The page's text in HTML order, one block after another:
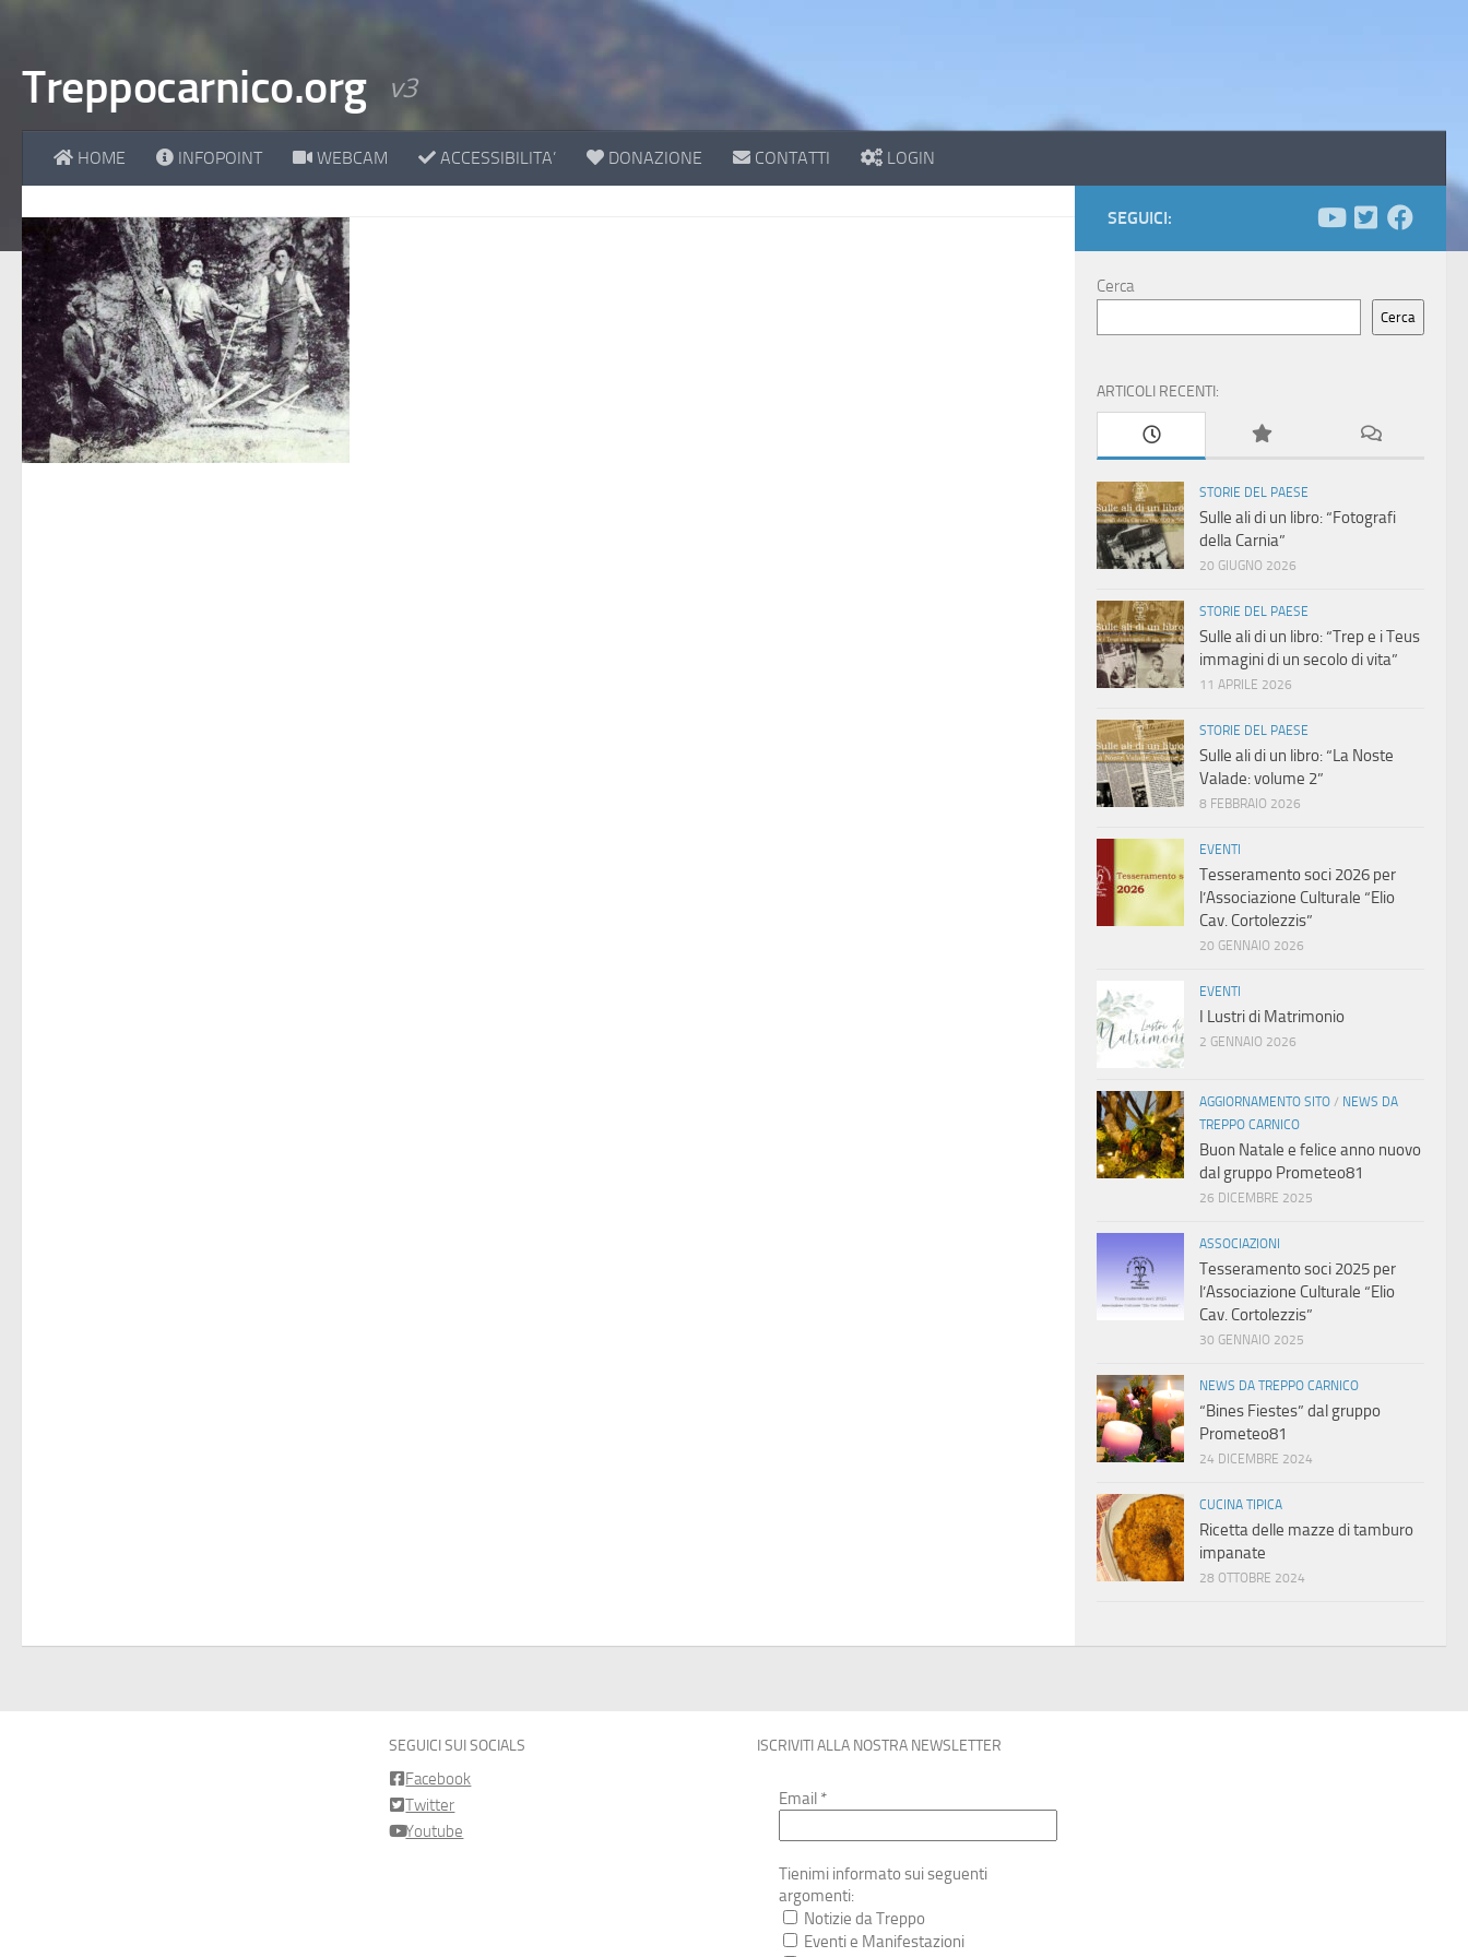
Treppocarnico.org v3
HOME INFOPOINT WEBCAM ACCESSIBILITA’ DONAZIONE CONTATTI LOGIN
SEGUICI:
Cerca
Cerca
ARTICOLI RECENTI:
STORIE DEL PAESE
Sulle ali di un libro: “Fotografi
della Carnia”
20 GIUGNO 2026
STORIE DEL PAESE
Sulle ali di un libro: “Trep e i Teus
immagini di un secolo di vita”
11 APRILE 2026
STORIE DEL PAESE
Sulle ali di un libro: “La Noste
Valade: volume 2”
8 FEBBRAIO 2026
EVENTI
Tesseramento soci 2026 per
l’Associazione Culturale “Elio
Cav. Cortolezzis”
20 GENNAIO 2026
EVENTI
I Lustri di Matrimonio
2 GENNAIO 2026
AGGIORNAMENTO SITO / NEWS DA
TREPPO CARNICO
Buon Natale e felice anno nuovo
dal gruppo Prometeo81
26 DICEMBRE 2025
ASSOCIAZIONI
Tesseramento soci 2025 per
l’Associazione Culturale “Elio
Cav. Cortolezzis”
30 GENNAIO 2025
NEWS DA TREPPO CARNICO
“Bines Fiestes” dal gruppo
Prometeo81
24 DICEMBRE 2024
CUCINA TIPICA
Ricetta delle mazze di tamburo
impanate
28 OTTOBRE 2024
SEGUICI SUI SOCIALS
Facebook
Twitter
Youtube
ISCRIVITI ALLA NOSTRA NEWSLETTER
Email *
Tienimi informato sui seguenti
argomenti:
Notizie da Treppo
Eventi e Manifestazioni